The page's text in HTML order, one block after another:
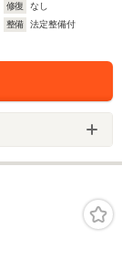
修復
なし
整備
法定整備付